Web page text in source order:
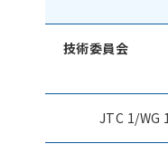
技術委員会
JTC 1/WG